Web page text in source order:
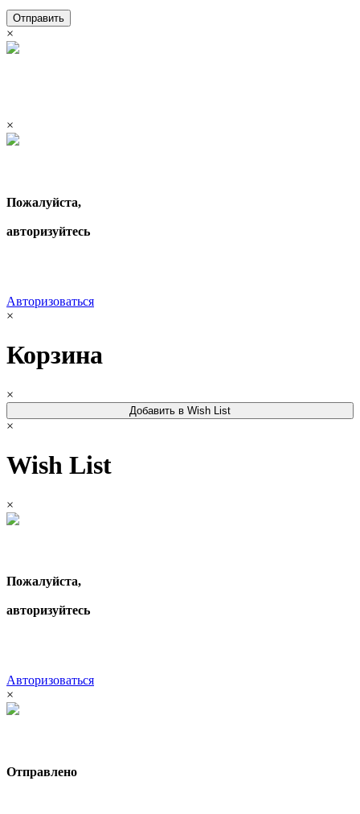
Отправить
×
×
Пожалуйста,
авторизуйтесь
Авторизоваться
×
Корзина
×
Добавить в Wish List
×
Wish List
×
Пожалуйста,
авторизуйтесь
Авторизоваться
×
Отправлено